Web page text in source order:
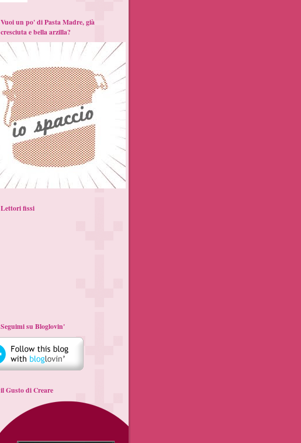
Vuoi un po' di Pasta Madre, già
cresciuta e bella arzilla?
Lettori fissi
Seguimi su Bloglovin'
il Gusto di Creare